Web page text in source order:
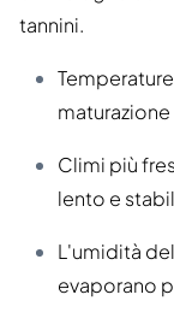
tannini.
maturazione
Climi più
lento e
L'umidità
evaporano